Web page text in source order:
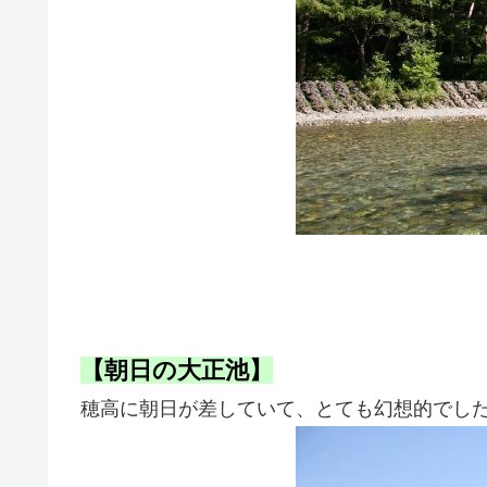
【朝日の大正池】
穂高に朝日が差していて、とても幻想的でし